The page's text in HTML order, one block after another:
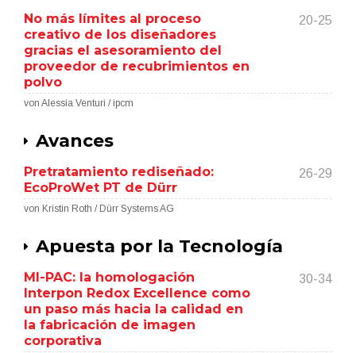
No más límites al proceso
creativo de los diseñadores
gracias el asesoramiento del
proveedor de recubrimientos en
polvo
20-25
von Alessia Venturi / ipcm
Avances
Pretratamiento rediseñado:
EcoProWet PT de Dürr
26-29
von Kristin Roth / Dürr Systems AG
Apuesta por la Tecnología
MI-PAC: la homologación
Interpon Redox Excellence como
un paso más hacia la calidad en
la fabricación de imagen
corporativa
30-34